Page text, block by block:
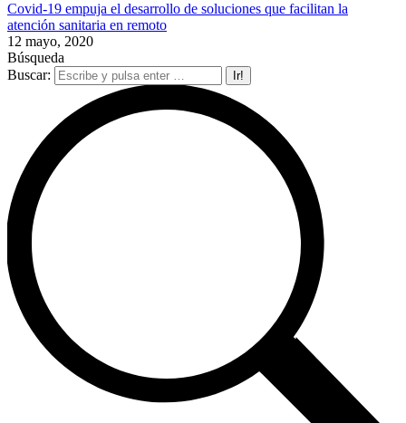
Covid-19 empuja el desarrollo de soluciones que facilitan la
atención sanitaria en remoto
12 mayo, 2020
Búsqueda
Buscar: